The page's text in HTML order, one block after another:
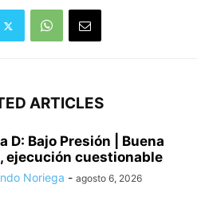
ARTICLES
D: Bajo Presión | Buena
ejecución cuestionable
Noriega - agosto 6, 2026